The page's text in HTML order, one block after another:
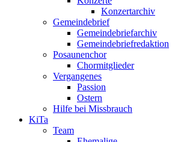
Konzertarchiv
Gemeindebrief
Gemeindebriefarchiv
Gemeindebriefredaktion
Posaunenchor
Chormitglieder
Vergangenes
Passion
Ostern
Hilfe bei Missbrauch
KiTa
Team